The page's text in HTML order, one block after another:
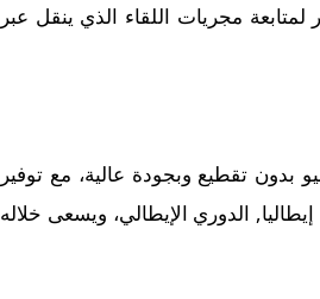
جماهيري كبير لمتابعة مجريات اللقاء الذي ينقل عبر
بدون تقطيع وبجودة عالية، مع توفير
الدوري الإيطالي، ويسعى خلاله